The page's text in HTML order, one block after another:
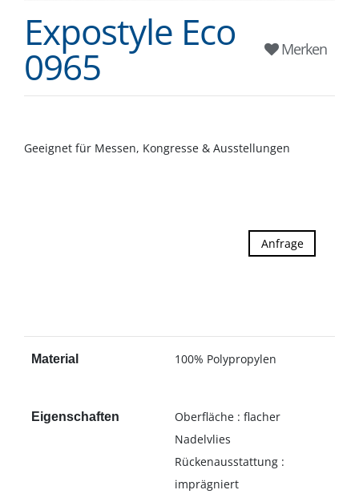
Expostyle Eco
0965 Merken
Geeignet für Messen, Kongresse & Ausstellungen
Anfrage
Material 100% Polypropylen
Eigenschaften
Oberfläche : flacher
Nadelvlies
Rückenausstattung :
imprägniert